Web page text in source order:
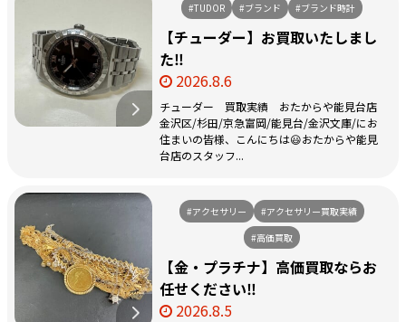
#TUDOR #ブランド #ブランド時計
【チューダー】お買取いたしまし
た‼️
2026.8.6
チューダー 買取実績 おたからや能見台店
金沢区/杉田/京急富岡/能見台/金沢文庫/にお
住まいの皆様、こんにちは😃おたからや能見
台店のスタッフ...
#アクセサリー
#アクセサリー買取実績
#高価買取
【金・プラチナ】高価買取ならお
任せください‼️
2026.8.5